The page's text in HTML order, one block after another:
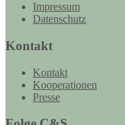
Impressum
Datenschutz
Kontakt
Kontakt
Kooperationen
Presse